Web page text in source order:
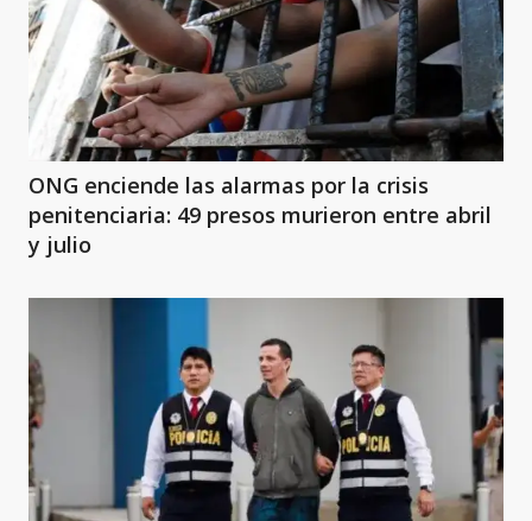
ONG enciende las alarmas por la crisis
penitenciaria: 49 presos murieron entre abril
y julio